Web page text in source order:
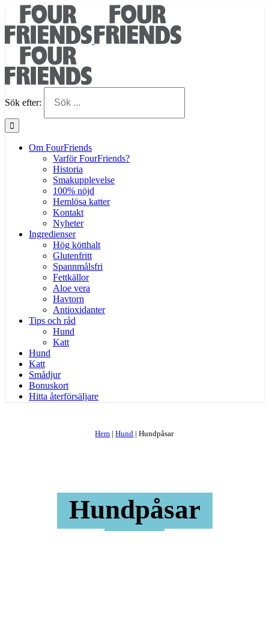
Sök efter:
Om FourFriends
Varför FourFriends?
Historia
Smakupplevelse
100% nöjd
Hemlösa katter
Kontakt
Nyheter
Ingredienser
Hög kötthalt
Glutenfritt
Spannmålsfri
Fettkällor
Aloe vera
Havtorn
Antioxidanter
Tips och råd
Hund
Katt
Hund
Katt
Smådjur
Bonuskort
Hitta återförsäljare
Hem |Hund |Hundpåsar
Hundpåsar